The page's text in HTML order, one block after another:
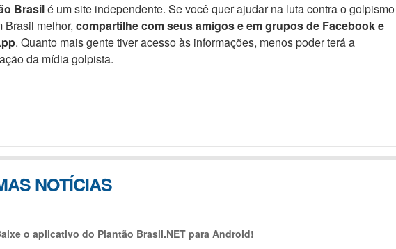
Brasilé um site independente. Se você quer ajudar na luta contra o golpismo
Brasil melhor, compartilhe com seus amigos e em grupos de Facebook e
. Quanto mais gente tiver acesso às informações, menos poder terá a
da mídia golpista.
NOTÍCIAS
o aplicativo do Plantão Brasil.NET para Android!